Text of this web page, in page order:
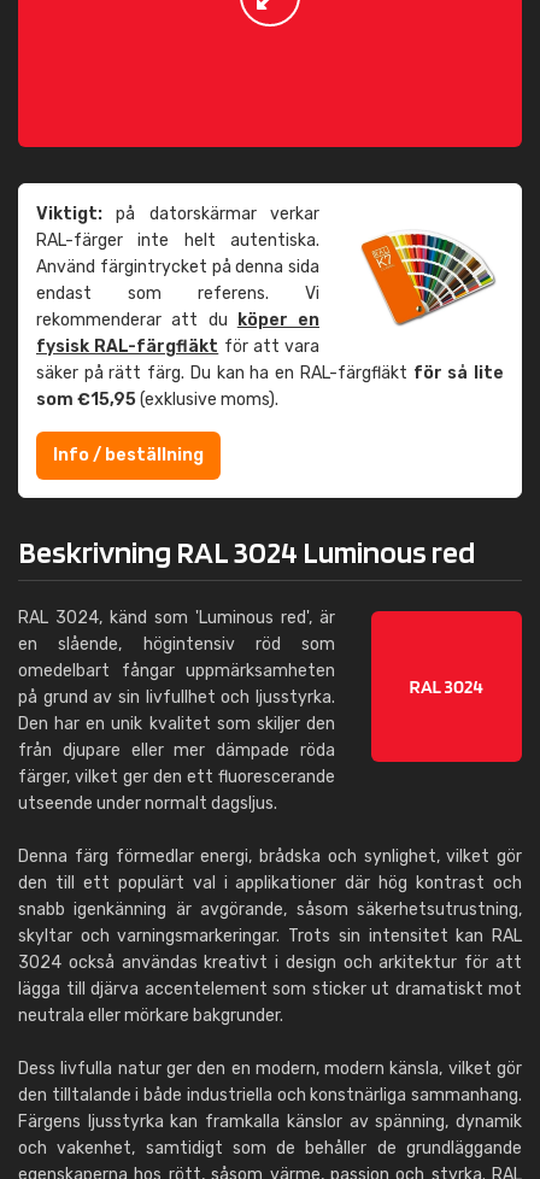
Viktigt: på datorskärmar verkar
RAL-färger inte helt autentiska.
Använd färgintrycket på denna sida
endast som referens. Vi
rekommenderar att du
köper en
fysisk RAL-färgfläkt för att vara
säker på rätt färg. Du kan ha en RAL-färgfläkt för så lite
som €15,95(exklusive moms).
Info / beställning
Beskrivning RAL 3024 Luminous red
RAL 3024, känd som 'Luminous red', är
en slående, högintensiv röd som
omedelbart fångar uppmärksamheten
på grund av sin livfullhet och ljusstyrka.
Den har en unik kvalitet som skiljer den
från djupare eller mer dämpade röda
färger, vilket ger den ett fluorescerande
utseende under normalt dagsljus.
Denna färg förmedlar energi, brådska och synlighet, vilket gör
den till ett populärt val i applikationer där hög kontrast och
snabb igenkänning är avgörande, såsom säkerhetsutrustning,
skyltar och varningsmarkeringar. Trots sin intensitet kan RAL
3024 också användas kreativt i design och arkitektur för att
lägga till djärva accentelement som sticker ut dramatiskt mot
neutrala eller mörkare bakgrunder.
Dess livfulla natur ger den en modern, modern känsla, vilket gör
den tilltalande i både industriella och konstnärliga sammanhang.
Färgens ljusstyrka kan framkalla känslor av spänning, dynamik
och vakenhet, samtidigt som de behåller de grundläggande
egenskaperna hos rött, såsom värme, passion och styrka. RAL